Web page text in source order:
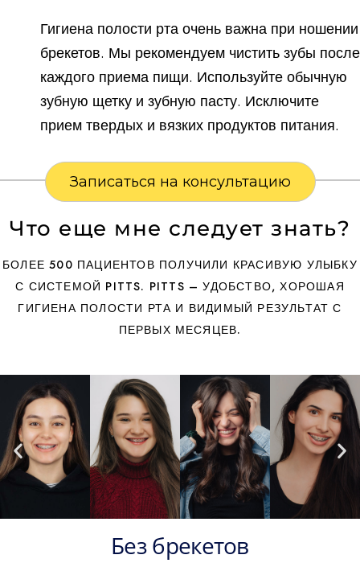
Гигиена полости рта очень важна при ношении
брекетов. Мы рекомендуем чистить зубы после
каждого приема пищи. Используйте обычную
зубную щетку и зубную пасту. Исключите
прием твердых и вязких продуктов питания.
Записаться на консультацию
Что еще мне следует знать?
БОЛЕЕ 500 ПАЦИЕНТОВ ПОЛУЧИЛИ КРАСИВУЮ УЛЫБКУ
С СИСТЕМОЙ PITTS. PITTS – УДОБСТВО, ХОРОШАЯ
ГИГИЕНА ПОЛОСТИ РТА И ВИДИМЫЙ РЕЗУЛЬТАТ С
ПЕРВЫХ МЕСЯЦЕВ.
Без брекетов